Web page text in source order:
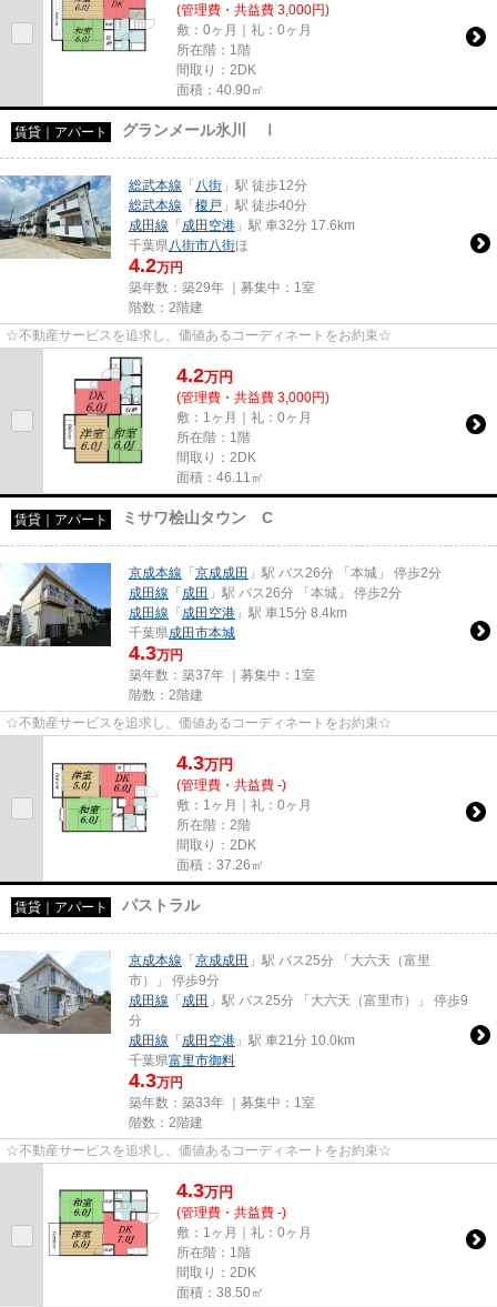
(管理費・共益費 3,000円)
敷：0ヶ月｜礼：0ヶ月
所在階：1階
間取り：2DK
面積：40.90㎡
賃貸｜アパート グランメール氷川 Ⅰ
総武本線 「 八街 」駅 徒歩12分
総武本線 「榎戸 」駅 徒歩40分
成田線 「成田空港 」駅 車32分 17.6km
千葉県 八街市八街ほ
4.2万円
築年数：築29年 ｜募集中： 1室
階数：2階建
☆不動産サービスを追求し、価値あるコーディネートをお約束☆
4.2万円
(管理費・共益費 3,000円)
敷：1ヶ月｜礼：0ヶ月
所在階：1階
間取り：2DK
面積：46.11㎡
賃貸｜アパート ミサワ桧山タウン C
京成本線 「京成成田 」駅 バス26分 「本城」 停歩2分
成田線 「成田 」駅 バス26分 「本城」 停歩2分
成田線 「成田空港 」駅 車15分 8.4km
千葉県成田市本城
4.3万円
築年数：築37年 ｜募集中： 1室
階数：2階建
☆不動産サービスを追求し、価値あるコーディネートをお約束☆
4.3万円
(管理費・共益費 -)
敷：1ヶ月｜礼：0ヶ月
所在階：2階
間取り：2DK
面積：37.26㎡
賃貸｜アパート パストラル
京成本線 「京成成田 」駅 バス25分 「大六天（富里
市）」 停歩9分
成田線 「成田 」駅 バス25分 「大六天（富里市）」 停歩9
分
成田線 「成田空港 」駅 車21分 10.0km
千葉県富里市御料
4.3万円
築年数：築33年 ｜募集中： 1室
階数：2階建
☆不動産サービスを追求し、価値あるコーディネートをお約束☆
4.3万円
(管理費・共益費 -)
敷：1ヶ月｜礼：0ヶ月
所在階：1階
間取り：2DK
面積：38.50㎡